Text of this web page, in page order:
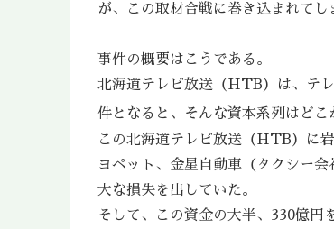
が、この取材合戦に巻き込まれてし
事件の概要はこうである。
北海道テレビ放送（HTB）は、テ
件となると、そんな資本系列はど
この北海道テレビ放送（HTB）に
ヨペット、金星自動車（タクシー
大な損失を出していた。
そして、この資金の大半、330億円